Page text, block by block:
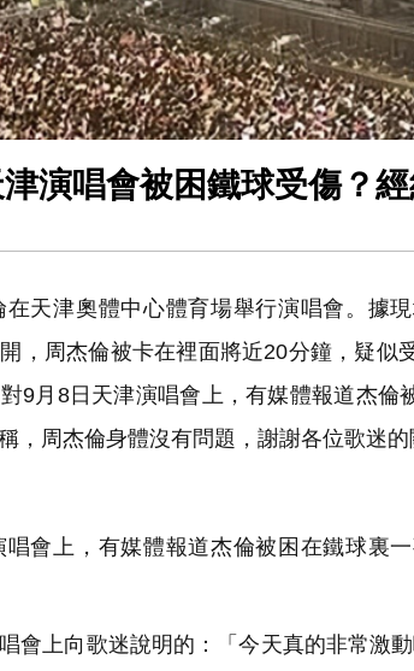
西校園閱讀活動解鎖閱讀新玩法
演唱會被困鐵球受傷？
天津奧體中心體育場舉行演唱會。據
，周杰倫被卡在裡面將近20分鐘，疑
9月8日天津演唱會上，有媒體報道杰
，周杰倫身體沒有問題，謝謝各位歌迷的
會上，有媒體報道杰倫被困在鐵球裏
會上向歌迷說明的：「今天真的非常激